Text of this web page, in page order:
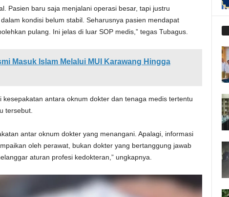
Pasien baru saja menjalani operasi besar, tapi justru
kondisi belum stabil. Seharusnya pasien mendapat
pulang. Ini jelas di luar SOP medis,” tegas Tubagus.
Masuk Islam Melalui MUI Karawang Hingga
antara oknum dokter dan tenaga medis tertentu
tersebut.
antar oknum dokter yang menangani. Apalagi, informasi
oleh perawat, bukan dokter yang bertanggung jawab
aturan profesi kedokteran,” ungkapnya.